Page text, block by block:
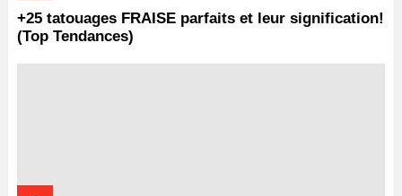
+25 tatouages ​​FRAISE parfaits et leur signification!
(Top Tendances)